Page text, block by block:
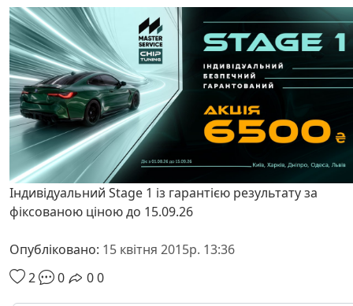
Індивідуальний Stage 1 із гарантією результату за
фіксованою ціною до 15.09.26
Опубліковано: 15 квітня 2015р. 13:36
2
0 00